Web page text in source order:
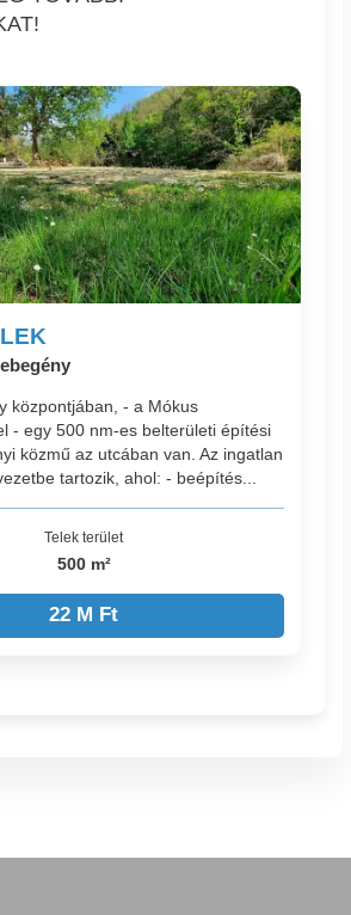
központjában, - a Mókus
- egy 500 nm-es belterületi építési
közmű az utcában van. Az ingatlan
tartozik, ahol: - beépítés...
Telek terület
500 m²
22 M Ft